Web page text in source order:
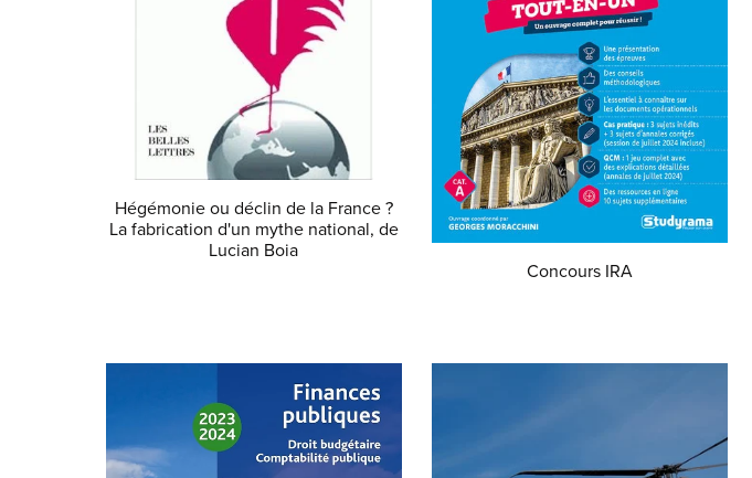
Hégémonie ou déclin de la France ?
La fabrication d'un mythe national, de
Lucian Boia
Concours IRA